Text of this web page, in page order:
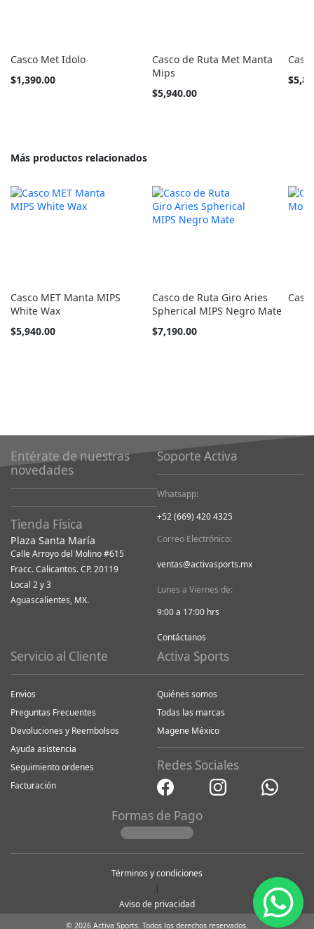
Casco Met Idolo
Tan
$1,390.00
Casco de Ruta Met Manta
Mips
Tan
$5,940.00
Tan
Más productos relacionados
Casco MET Manta MIPS
White Wax
Tan
$5,940.00
Casco de Ruta Giro Aries
Spherical MIPS Negro Mate
$7,190.00
Entérate de nuestras
novedades
Tienda Física
Plaza Santa María
Calle Arroyo del Molino #615
Fracc. Calicantos. CP. 20119
Local 2 y 3
Aguascalientes, MX.
Soporte Activa
Whatsapp:
+52 (669) 420 4325
Correo Electrónico:
ventas@activasports.mx
Lunes a Viernes de:
9:00 a 17:00 hrs
Contáctanos
Servicio al Cliente
Envios
Preguntas Frecuentes
Devoluciones y Reembolsos
Ayuda asistencia
Seguimiento ordenes
Facturación
Activa Sports
Quiénes somos
Todas las marcas
Magene México
Redes Sociales
Formas de Pago
Términos y condiciones
|
Aviso de privacidad
© 2026 Activa Sports. Todos los derechos reservados.